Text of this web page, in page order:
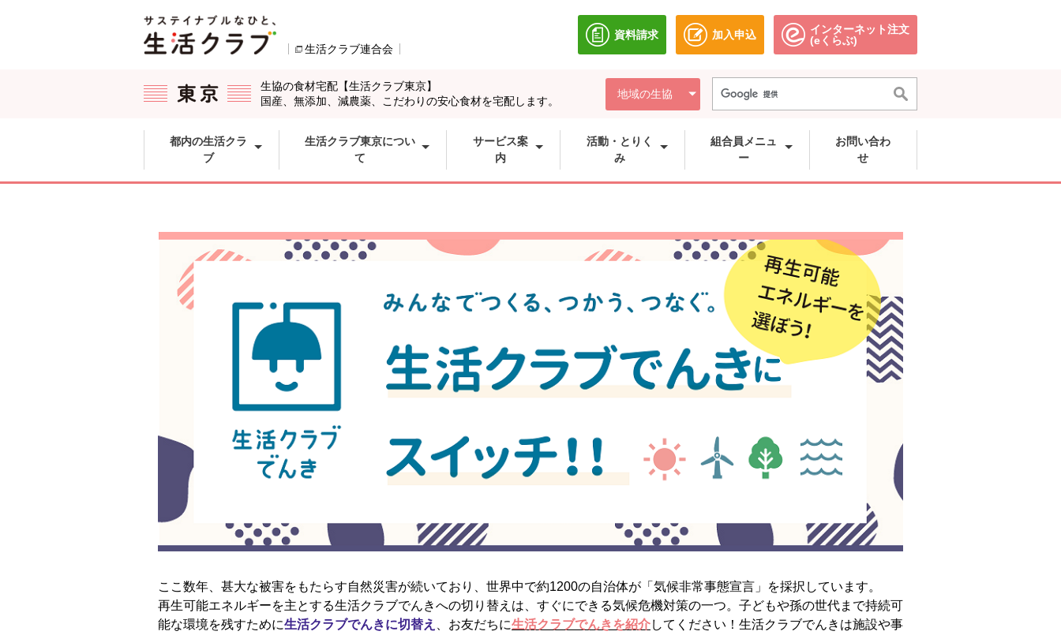
生活クラブ連合会
資料請求
別のウィンドウで開きます。
加入申込
別のウィンドウで開きます。
インターネット注文
(eくらぶ)別のウィンドウで開きます。
生協の食材宅配【生活クラブ東京】
国産、無添加、減農薬、こだわりの安心食材を宅配します。
地域の生協
都内の生活クラ
ブ
生活クラブ東京につい
て
サービス案
内
活動・とりく
み
組合員メニュ
ー
お問い合わ
せ
ここ数年、甚大な被害をもたらす自然災害が続いており、世界中で約1200の自治体が「気候非常事態宣言」を採択しています。
再生可能エネルギーを主とする生活クラブでんきへの切り替えは、すぐにできる気候危機対策の一つ。子どもや孫の世代まで持続可
能な環境を残すために生活クラブでんきに切替え 、お友だちに生活クラブでんきを紹介してください！生活クラブでんきは施設や事